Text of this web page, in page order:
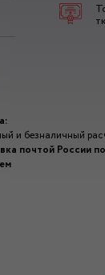
и безналичный
почтой России